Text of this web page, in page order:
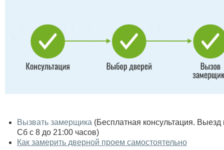
Вызвать замерщика (Бесплатная консультация.
Сб с 8 до 21:00 часов)
Как замерить дверной проем самостоятельно